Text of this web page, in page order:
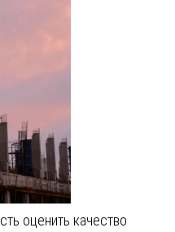
оценить качество